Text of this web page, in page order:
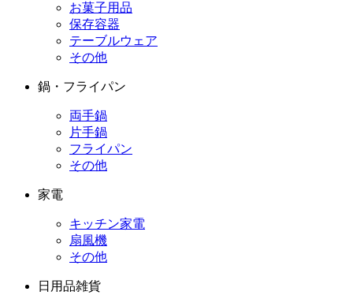
お菓子用品
保存容器
テーブルウェア
その他
鍋・フライパン
両手鍋
片手鍋
フライパン
その他
家電
キッチン家電
扇風機
その他
日用品雑貨